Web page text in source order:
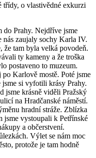
třídy, o vlastivědné exkurzi
do Prahy. Nejdříve jsme
zaujaly sochy Karla IV.
že tam byla velká povodeň.
ty kameny a že troška
postaveno to muzeum.
Karlově mostě. Poté jsme
si vyfotili krásy Prahy.
jsme krásně viděli Pražský
na Hradčanské náměstí.
hradní stráže. Zblízka
jsme vystoupali k Petřínské
a občerstvení.
Výlet se nám moc
protože je tam hodně